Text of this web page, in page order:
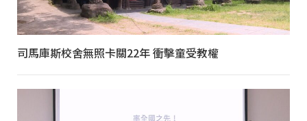
司馬庫斯校舍無照卡關22年 衝擊童受教權